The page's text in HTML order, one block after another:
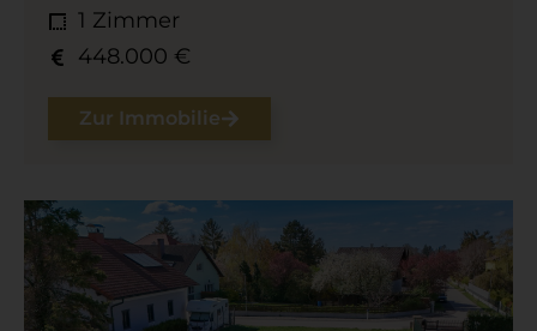
1 Zimmer
448.000 €
Zur Immobilie